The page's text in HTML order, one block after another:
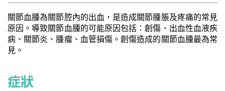
關節血腫為關節腔內的出血，是造成關節腫脹及疼痛的常見
原因。導致關節血腫的可能原因包括：創傷、出血性血液疾
病、關節炎、腫瘤、血管損傷。創傷造成的關節血腫最為常
見。
症狀